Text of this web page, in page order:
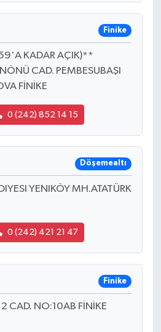
Finike
KADAR AÇIK)**
CAD. PEMBESUBAŞI
FİNİKE
0 (242) 852 14 15
Döşemealtı
YENIKÖY MH.ATATÜRK
0 (242) 421 21 47
Finike
CAD. NO:10AB FİNİKE